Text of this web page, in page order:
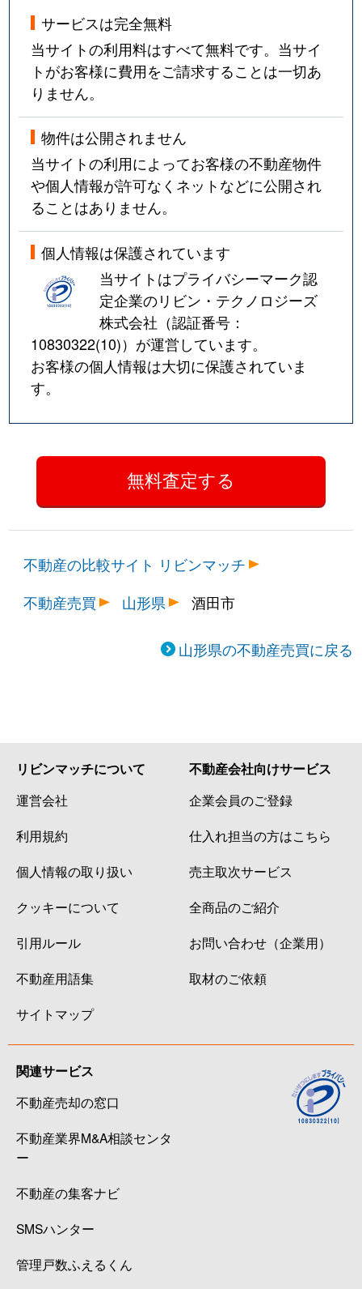
サービスは完全無料
当サイトの利用料はすべて無料です。当サイ
トがお客様に費用をご請求することは一切あ
りません。
物件は公開されません
当サイトの利用によってお客様の不動産物件
や個人情報が許可なくネットなどに公開され
ることはありません。
個人情報は保護されています
当サイトはプライバシーマーク認
定企業のリビン・テクノロジーズ
株式会社（認証番号：
10830322(10)）が運営しています。
お客様の個人情報は大切に保護されていま
す。
不動産の比較サイト リビンマッチ
不動産売買
山形県 酒田市
山形県の不動産売買に戻る
リビンマッチについて
運営会社
利用規約
個人情報の取り扱い
クッキーについて
引用ルール
不動産用語集
サイトマップ
不動産会社向けサービス
企業会員のご登録
仕入れ担当の方はこちら
売主取次サービス
全商品のご紹介
お問い合わせ（企業用）
取材のご依頼
関連サービス
不動産売却の窓口
不動産業界M&A相談センタ
ー
不動産の集客ナビ
SMSハンター
管理戸数ふえるくん